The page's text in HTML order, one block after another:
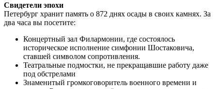
Свидетели эпохи
Петербург хранит память о 872 днях осады в своих камнях. За
два часа вы посетите:
Концертный зал Филармонии, где состоялось
историческое исполнение симфонии Шостаковича,
ставшей символом сопротивления.
Театральные подмостки, не прекращавшие работу даже
под обстрелами
Знаменитый громкоговоритель военного времени и